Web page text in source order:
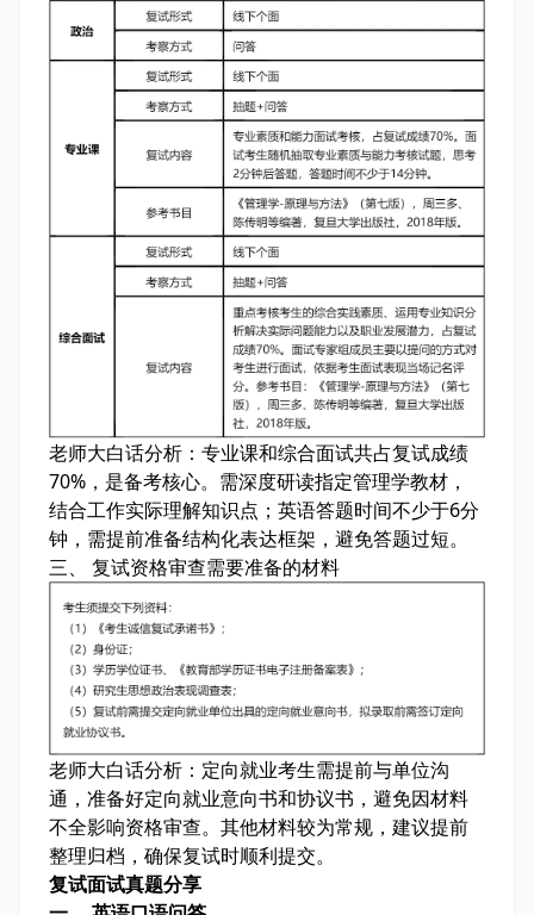
老师大白话分析： 专业课和综合面试共占复试成绩
70%，是备考核心。需深度研读指定管理学教材，
结合工作实际理解知识点；英语答题时间不少于6分
钟，需提前准备结构化表达框架，避免答题过短。
三、 复试资格审查需要准备的材料
老师大白话分析： 定向就业考生需提前与单位沟
通，准备好定向就业意向书和协议书，避免因材料
不全影响资格审查。其他材料较为常规，建议提前
整理归档，确保复试时顺利提交。
复试面试真题分享